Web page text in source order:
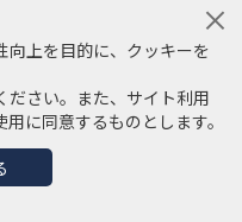
US
るご相談
向上を目的に、クッキーを
ださい。また、サイト利用
に同意するものとします。